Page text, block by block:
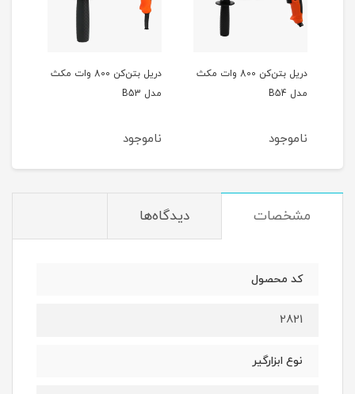
دریل بتن‌کن 800 وات مکث
مدل B54
ناموجود
دریل بتن‌کن 800 وات مکث
مدل B53
ناموجود
مشخصات دیدگاه‌ها
کد محصول
2821
نوع ابزارگیر